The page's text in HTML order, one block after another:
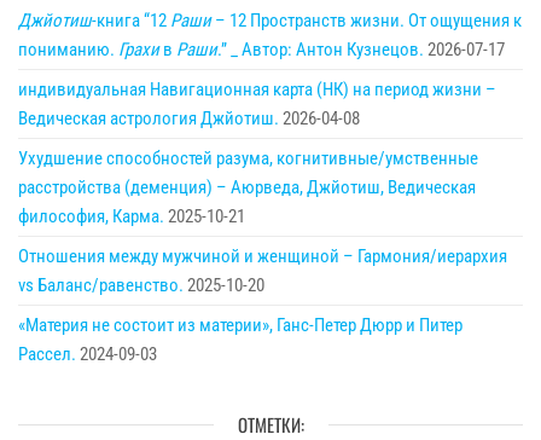
Джйотиш-книга “12 Раши– 12 Пространств жизни. От ощущения к
пониманию. Грахив Раши.” _ Автор: Антон Кузнецов. 2026-07-17
индивидуальная Навигационная карта (НК) на период жизни –
Ведическая астрология Джйотиш. 2026-04-08
Ухудшение способностей разума, когнитивные/умственные
расстройства (деменция) – Аюрведа, Джйотиш, Ведическая
философия, Карма. 2025-10-21
Отношения между мужчиной и женщиной – Гармония/иерархия
vs Баланс/равенство. 2025-10-20
«Материя не состоит из материи», Ганс-Петер Дюрр и Питер
Рассел. 2024-09-03
ОТМЕТКИ: